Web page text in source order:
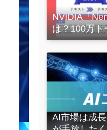
NVIDIA「
は？100万ト
LLMを徹底
AI市場は成